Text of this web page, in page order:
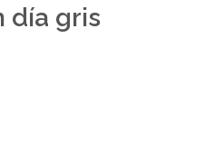
día gris